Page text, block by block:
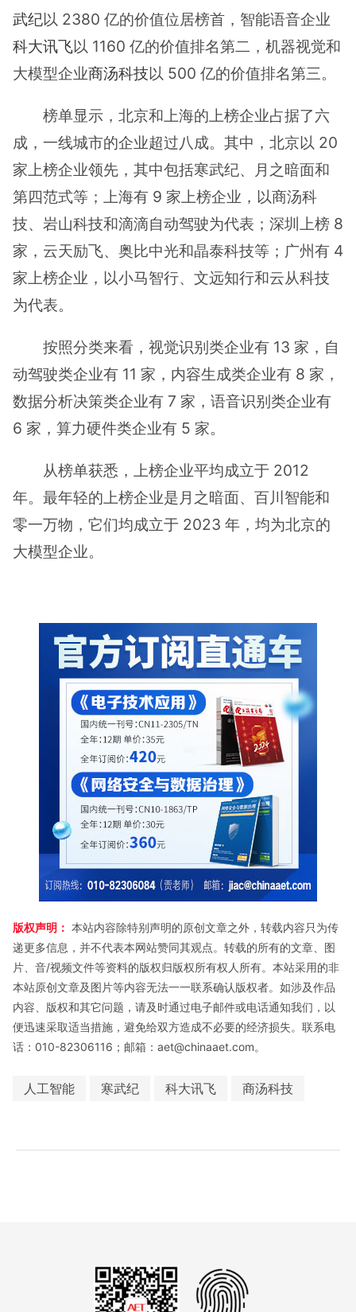
武纪以 2380 亿的价值位居榜首，智能语音企业
科大讯飞以 1160 亿的价值排名第二，机器视觉和
大模型企业商汤科技以 500 亿的价值排名第三。
榜单显示，北京和上海的上榜企业占据了六
成，一线城市的企业超过八成。其中，北京以 20
家上榜企业领先，其中包括寒武纪、月之暗面和
第四范式等；上海有 9 家上榜企业，以商汤科
技、岩山科技和滴滴自动驾驶为代表；深圳上榜 8
家，云天励飞、奥比中光和晶泰科技等；广州有 4
家上榜企业，以小马智行、文远知行和云从科技
为代表。
按照分类来看，视觉识别类企业有 13 家，自
动驾驶类企业有 11 家，内容生成类企业有 8 家，
数据分析决策类企业有 7 家，语音识别类企业有
6 家，算力硬件类企业有 5 家。
从榜单获悉，上榜企业平均成立于 2012
年。最年轻的上榜企业是月之暗面、百川智能和
零一万物，它们均成立于 2023 年，均为北京的
大模型企业。
版权声明： 本站内容除特别声明的原创文章之外，转载内容只为传
递更多信息，并不代表本网站赞同其观点。转载的所有的文章、图
片、音/视频文件等资料的版权归版权所有权人所有。本站采用的非
本站原创文章及图片等内容无法一一联系确认版权者。如涉及作品
内容、版权和其它问题，请及时通过电子邮件或电话通知我们，以
便迅速采取适当措施，避免给双方造成不必要的经济损失。联系电
话：010-82306116；邮箱：aet@chinaaet.com。
人工智能 寒武纪 科大讯飞 商汤科技